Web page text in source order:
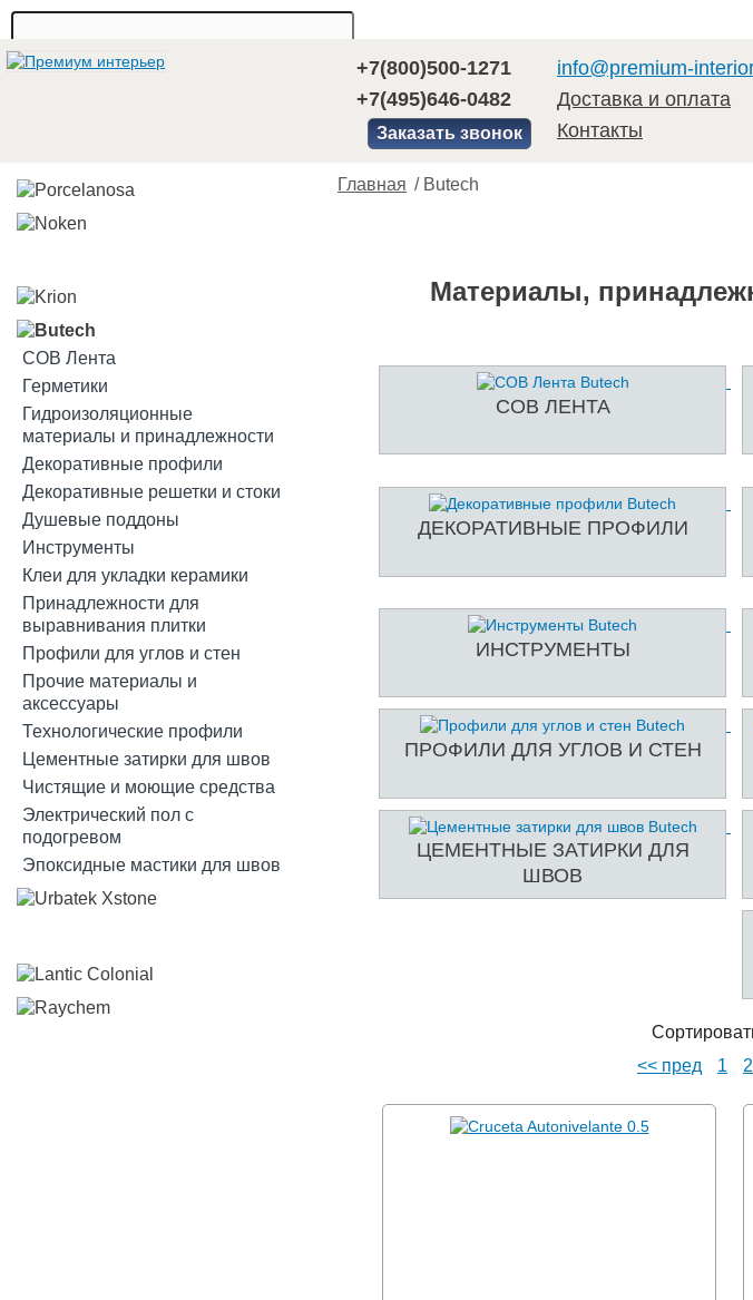
+7(800)500-1271
+7(495)646-0482
Заказать звонок
info@premium-
Доставка и оплата
Контакты
COB Лента
Герметики
Гидроизоляционные
материалы и принадлежности
Декоративные профили
Декоративные решетки и стоки
Душевые поддоны
Инструменты
Клеи для укладки керамики
Принадлежности для
выравнивания плитки
Профили для углов и стен
Прочие материалы и
аксессуары
Технологические профили
Цементные затирки для швов
Чистящие и моющие средства
Электрический пол с
подогревом
Эпоксидные мастики для швов
Главная / Butech
Материалы,
COB ЛЕНТА
ДЕКОРАТИВНЫЕ ПРОФИЛИ
ИНСТРУМЕНТЫ
ПРОФИЛИ ДЛЯ УГЛОВ И СТЕН
ЦЕМЕНТНЫЕ ЗАТИРКИ ДЛЯ
ШВОВ
<< пред
1 2